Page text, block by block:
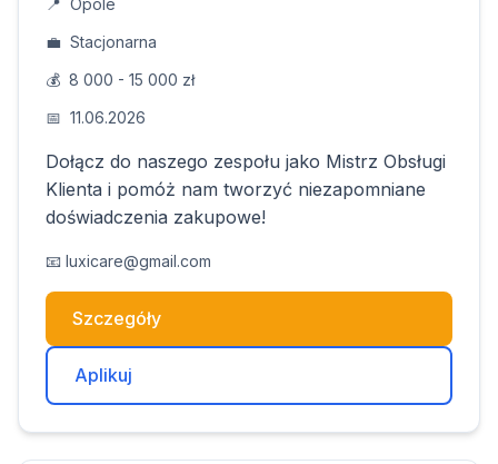
📍 Opole
💼 Stacjonarna
💰 8 000 - 15 000 zł
📅 11.06.2026
Dołącz do naszego zespołu jako Mistrz Obsługi
Klienta i pomóż nam tworzyć niezapomniane
doświadczenia zakupowe!
📧 luxicare@gmail.com
Szczegóły
Aplikuj